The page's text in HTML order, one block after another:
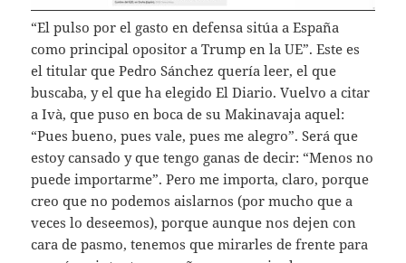
“El pulso por el gasto en defensa sitúa a España
como principal opositor a Trump en la UE”. Este es
el titular que Pedro Sánchez quería leer, el que
buscaba, y el que ha elegido El Diario. Vuelvo a citar
a Ivà, que puso en boca de su Makinavaja aquel:
“Pues bueno, pues vale, pues me alegro”. Será que
estoy cansado y que tengo ganas de decir: “Menos no
puede importarme”. Pero me importa, claro, porque
creo que no podemos aislarnos (por mucho que a
veces lo deseemos), porque aunque nos dejen con
cara de pasmo, tenemos que mirarles de frente para